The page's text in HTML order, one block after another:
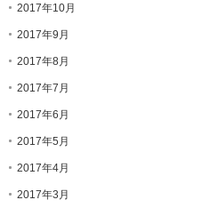
2017年10月
2017年9月
2017年8月
2017年7月
2017年6月
2017年5月
2017年4月
2017年3月